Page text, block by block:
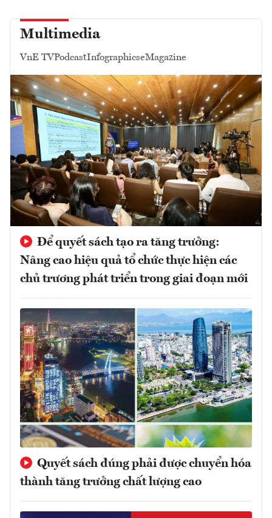
Multimedia
VnE TVPodcastInfographicseMagazine
Để quyết sách tạo ra tăng trưởng:
Nâng cao hiệu quả tổ chức thực hiện các
chủ trương phát triển trong giai đoạn mới
Quyết sách đúng phải được chuyển hóa
thành tăng trưởng chất lượng cao